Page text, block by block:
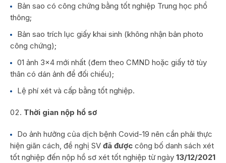
Bản sao có công chứng bằng tốt nghiệp Trung học phổ
thông;
Bản sao trích lục giấy khai sinh (không nhận bản photo
công chứng);
01 ảnh 3×4 mới nhất (đem theo CMND hoặc giấy tờ tùy
thân có dán ảnh để đối chiếu);
Lệ phí xét và cấp bằng tốt nghiệp.
Thời gian nộp hồ sơ
Do ảnh hưởng của dịch bệnh Covid-19 nên cần phải thực
hiện giãn cách, đề nghị SV đã được công bố danh sách xét
tốt nghiệp đến nộp hồ sơ xét tốt nghiệp từ ngày 13/12/2021